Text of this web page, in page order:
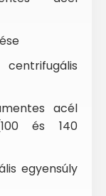
acél
és 140
egyensúly